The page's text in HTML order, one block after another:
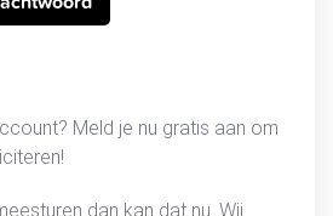
Meld je nu gratis aan om
dan kan dat nu. Wij